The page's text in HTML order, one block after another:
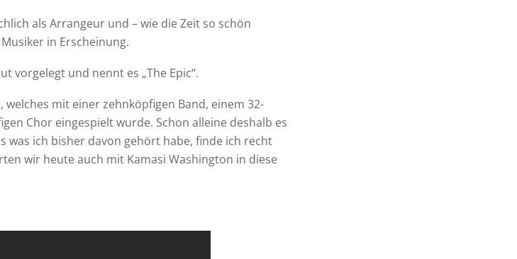
als Arrangeur und – wie die Zeit so schön
in Erscheinung.
vorgelegt und nennt es „The Epic“.
welches mit einer zehnköpfigen Band, einem 32-
Chor eingespielt wurde. Schon alleine deshalb es
was ich bisher davon gehört habe, finde ich recht
wir heute auch mit Kamasi Washington in diese